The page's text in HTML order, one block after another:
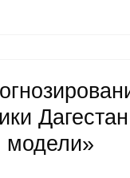
модели»